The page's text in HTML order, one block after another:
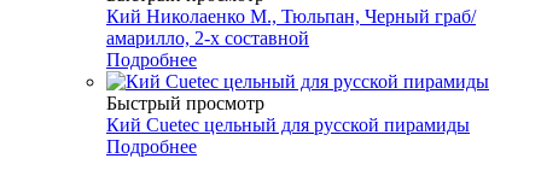
Кий Николаенко М., Тюльпан, Черный граб/
амарилло, 2-х составной
Подробнее
Быстрый просмотр
Кий Cuetec цельный для русской пирамиды
Подробнее